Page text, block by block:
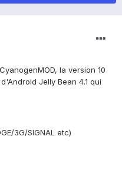
la version 10
Jelly Bean 4.1 qui
3G/SIGNAL etc)